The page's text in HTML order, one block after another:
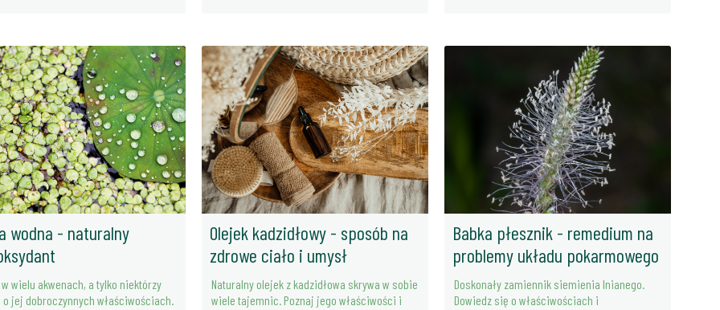
wodna - naturalny
wielu akwenach, a tylko niektórzy
o jej dobroczynnych właściwościach.
Olejek kadzidłowy - sposób na
zdrowe ciało i umysł
Naturalny olejek z kadzidłowa skrywa w sobie
wiele tajemnic. Poznaj jego właściwości i
Babka płesznik - remedium na
problemy układu pokarmowego
Doskonały zamiennik siemienia lnianego.
Dowiedz się o właściwościach i